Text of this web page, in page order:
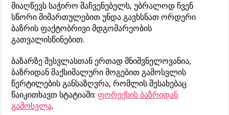
მიაღწევს საჭირო მაჩვენებელს, უბრალოდ ჩვენ
სწორი მიმართულებით უნდა გავხსნათ ორდერი
ბაზრის ფაქტობრივი მდგომარეობის
გათვალისწინებით.
ბაზარზე შესვლასთან ერთად მნიშვნელოვანია,
ბაზრიდან მაქსიმალური მოგებით გამოსვლის
წერტილების განსაზღვრა, რომლის შესახებაც
წაიკითხავთ სტატიაში:ფორექსის ბაზრიდან
გამოსვლა.